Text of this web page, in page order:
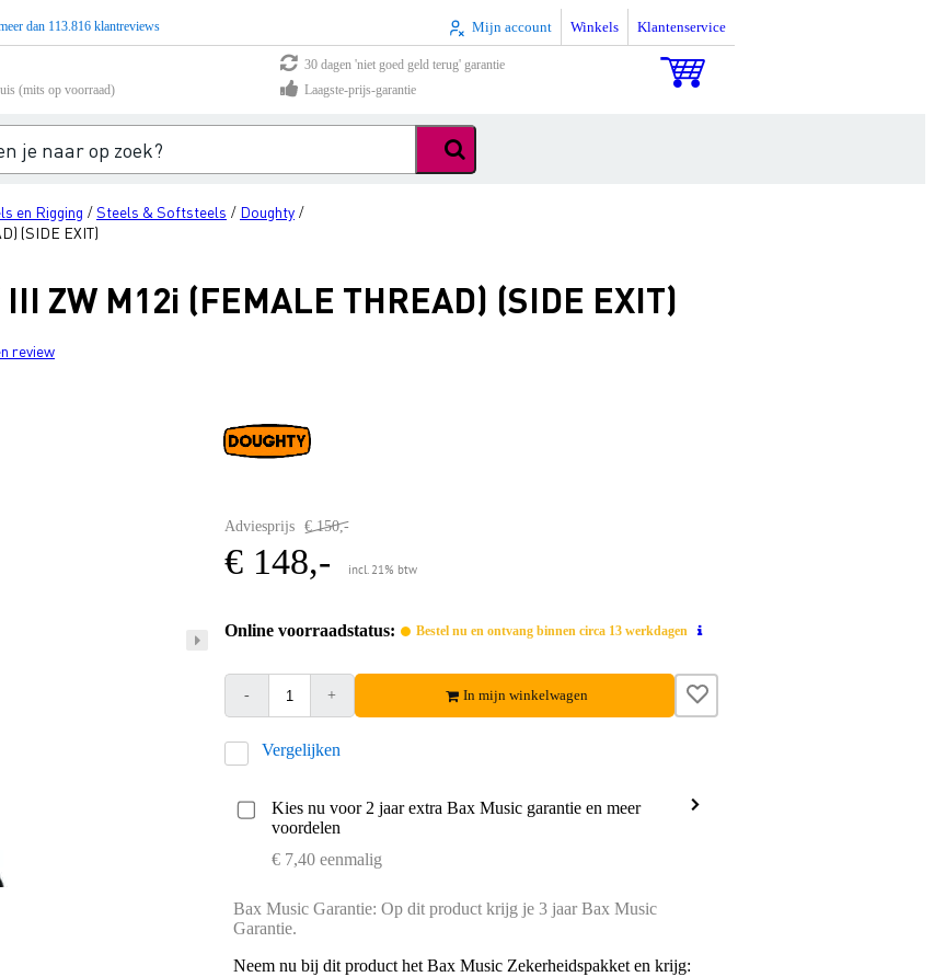
dan 113.816 klantreviews Mijn account Winkels Klantenservice
30 dagen 'niet goed geld terug' garantie
(mits op voorraad)
Laagste-prijs-garantie
en Rigging /Steels & Softsteels / Doughty /
(SIDE EXIT)
ZW M12i (FEMALE THREAD) (SIDE EXIT)
review
Adviesprijs € 150,-
€ 148,- incl. 21% btw
Online voorraadstatus: Bestel nu en ontvang binnen circa 13 werkdagen
- + In mijn winkelwagen
Vergelijken
Kies nu voor 2 jaar extra Bax Music garantie en meer
voordelen
€ 7,40 eenmalig
Bax Music Garantie: Op dit product krijg je 3 jaar Bax Music
Garantie.
Neem nu bij dit product het Bax Music Zekerheidspakket en krijg: